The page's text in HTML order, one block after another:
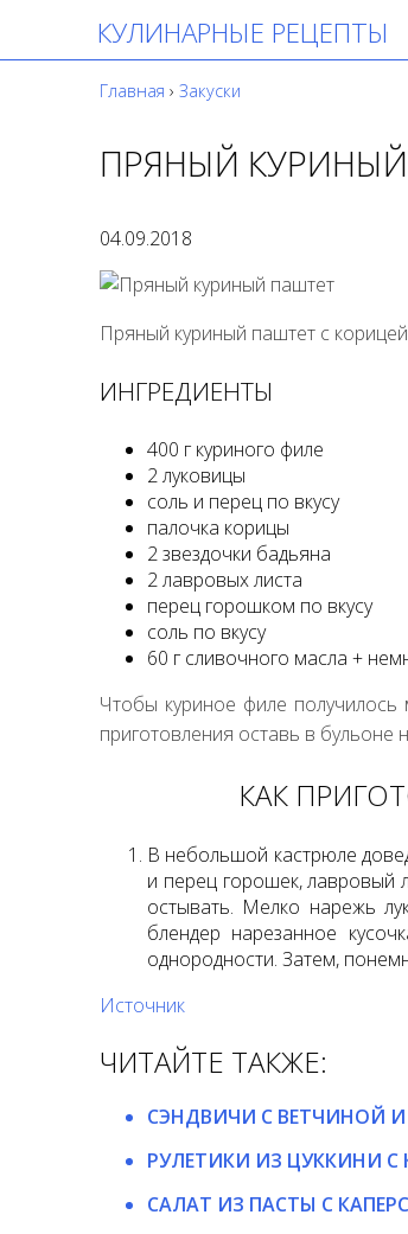
КУЛИНАРНЫЕ РЕЦЕПТЫ
Главная › Закуски
ПРЯНЫЙ
04.09.2018
Пряный куриный паштет с
ИНГРЕДИЕНТЫ
400 г куриного филе
2 луковицы
соль и перец по вкусу
палочка корицы
2 звездочки бадьяна
2 лавровых листа
перец горошком по вкусу
соль по вкусу
60 г сливочного масла +
Чтобы куриное филе
приготовления оставь в бульоне
КАК
В небольшой кастрюле
и перец горошек, лавровый
остывать. Мелко нарежь
блендер нарезанное
однородности. Затем,
Источник
ЧИТАЙТЕ ТАКЖЕ:
СЭНДВИЧИ С ВЕТЧИНОЙ
РУЛЕТИКИ ИЗ ЦУККИНИ
САЛАТ ИЗ ПАСТЫ С